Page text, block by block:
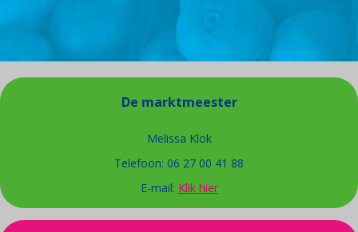
De marktmeester
Melissa Klok
Telefoon: 06 27 00 41 88
E-mail: Klik hier